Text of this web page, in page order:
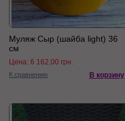
Муляж Сыр (шайба light) 36
см
Цена:6 162,00 грн.
К сравнению В корзину